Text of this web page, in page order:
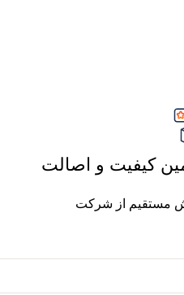
کیفیت و اصالت
مستقیم از شرکت